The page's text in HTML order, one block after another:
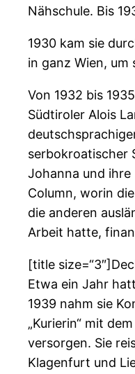
Nähschule. Bis
1930 kam sie
in ganz Wien, um
Von 1932 bis
Südtiroler Alois
serbokroatischer
Johanna und
Column, worin
die anderen
Arbeit hatte,
[title
Etwa ein Jahr
1939 nahm sie
„Kurierin“ mit
versorgen. Sie
Klagenfurt und